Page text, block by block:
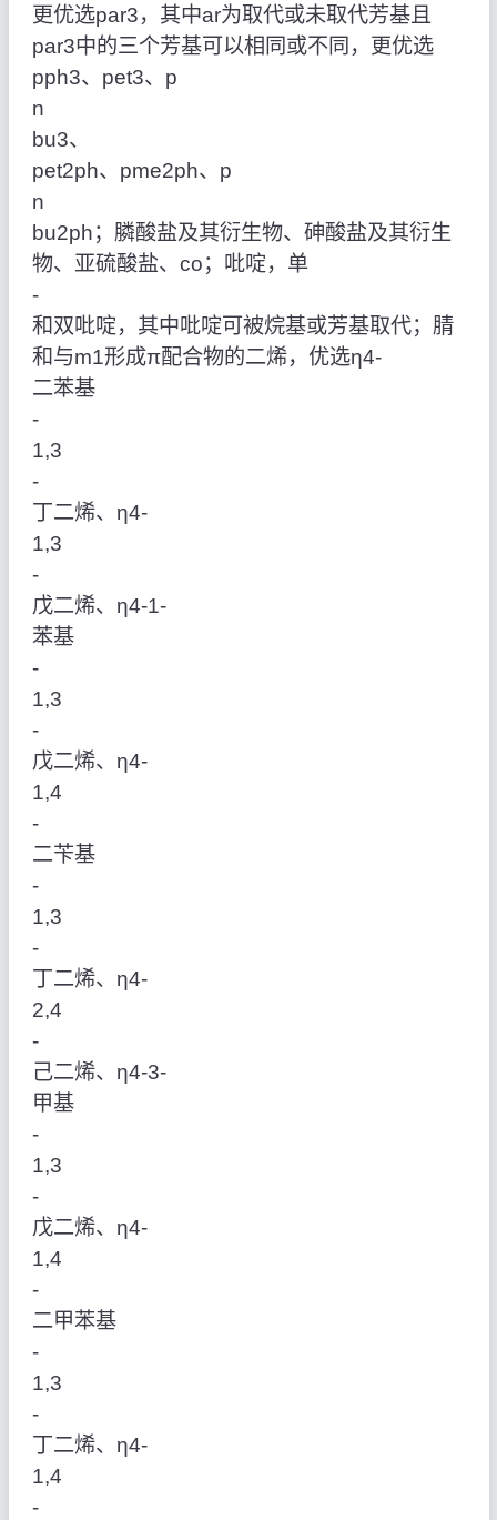
更优选par3，其中ar为取代或未取代芳基且
par3中的三个芳基可以相同或不同，更优选
pph3、pet3、p
n
bu3、
pet2ph、pme2ph、p
n
bu2ph；膦酸盐及其衍生物、砷酸盐及其衍生
物、亚硫酸盐、co；吡啶，单
‑
和双吡啶，其中吡啶可被烷基或芳基取代；腈
和与m1形成π配合物的二烯，优选η4‑
二苯基
‑
1,3
‑
丁二烯、η4‑
1,3
‑
戊二烯、η4‑1‑
苯基
‑
1,3
‑
戊二烯、η4‑
1,4
‑
二苄基
‑
1,3
‑
丁二烯、η4‑
2,4
‑
己二烯、η4‑3‑
甲基
‑
1,3
‑
戊二烯、η4‑
1,4
‑
二甲苯基
‑
1,3
‑
丁二烯、η4‑
1,4
‑